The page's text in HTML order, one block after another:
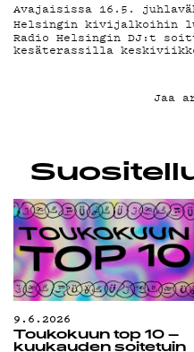
Avajaisissa 16.5.
Helsingin kivijalkoihin
Radio Helsingin DJ:t
kesäterassilla
Jaa
9.6.2026
Toukokuun top 10 –
kuukauden soitetuin